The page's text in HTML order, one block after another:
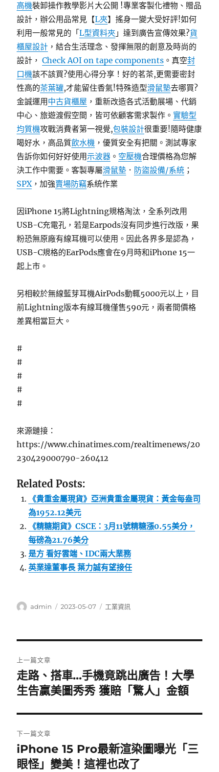
高機裝卸操作教學影片大公開 !專業客製化禮物、贈品
設計，辦公用品常見【L夾】搖身一變大受好評!如何
利用一般常見的「L型資料夾 」達到廣告宣傳效果?貨
櫃屋設計 ，結合生活理念、發揮無限的創意及時尚的
設計，Check AOI on tape components 。真空封
口機該不該買?使用心得分享！好的茗茶,更需要密封
性高的茶葉罐,才能留住香氣!特殊造型滑鼠墊去哪買?
金誠運用 中古貨櫃屋 ，重新改造各式活動展場、代銷
中心、旅遊渡假空間，皆可依顧客需求製作。實驗型
均質機攻戰消費者第一視覺,包裝設計很重要!隨時健康
喝好水，高品質飲水機 ，優質安全有把關。測試專家
告訴你如何好好使用示波器 。 空壓機合理價格為您解
決工作中需要。客製專屬滑鼠墊 ． 防盜設備/系統 ；
SPX，加強賣場防竊系統作業
因iPhone 15將Lightning規格淘汰，全系列改用
USB-C充電孔，若是Earpods沒有同步進行改版，果
粉恐無原廠有線耳機可以使用。因此各界多是認為，
USB-C規格的EarPods應會在9月時和iPhone 15一
起上市。
另相較於無線藍芽耳機AirPods動輒5000元以上，目
前Lightning版本有線耳機僅售590元，兩者間價格
差異相當巨大。
#
#
#
#
#
來源鏈接：
https://www.chinatimes.com/realtimenews/20
230429000790-260412
Related Posts:
《貴重金屬現貨》亞洲貴重金屬現貨：黃金每盎司
為1952.12美元
《精糖期貨》CSCE：3月11號精糖漲0.55美分，
每磅為21.76美分
是方 看好雲端、IDC兩大業務
英業達董事長 葉力誠有望接任
作
admin
發
2023-05-07
分
工業資訊
章
導
覽
上一篇文章
上
一
文
章:
走路、搭車…手機竟跳出廣告！大學
生告贏美圖秀秀 獲賠「驚人」金額
下一篇文章
下
一
iPhone 15 Pro最新渲染圖曝光「三
眼怪」變美！這裡也改了